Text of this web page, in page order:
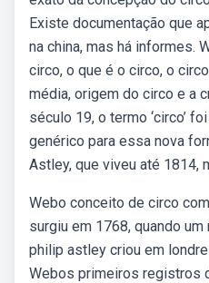
Existe documentação que
na china, mas há informes.
circo, o que é o circo, o
média, origem do circo e a
século 19, o termo ‘circo’
genérico para essa nova
Astley, que viveu até 1814,
Webo conceito de circo
surgiu em 1768, quando
philip astley criou em
Webos primeiros registros